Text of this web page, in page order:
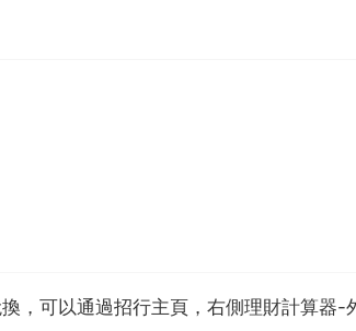
，可以通過招行主頁，右側理財計算器-